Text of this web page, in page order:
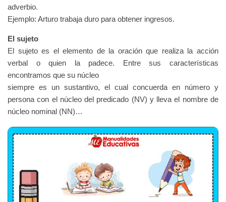
adverbio.
Ejemplo: Arturo trabaja duro para obtener ingresos.
El sujeto
El sujeto es el elemento de la oración que realiza la acción
verbal o quien la padece. Entre sus características
encontramos que su núcleo
siempre es un sustantivo, el cual concuerda en número y
persona con el núcleo del predicado (NV) y lleva el nombre de
núcleo nominal (NN)…